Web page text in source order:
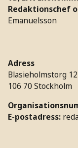
Redaktionschef
Emanuelsson
Adress
Blasieholmstorg 12
106 70 Stockholm
E-postadress: